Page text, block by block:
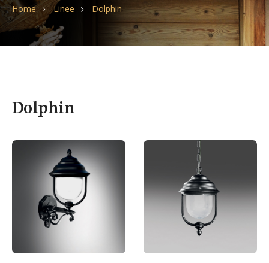
Home Linee Dolphin
Dolphin